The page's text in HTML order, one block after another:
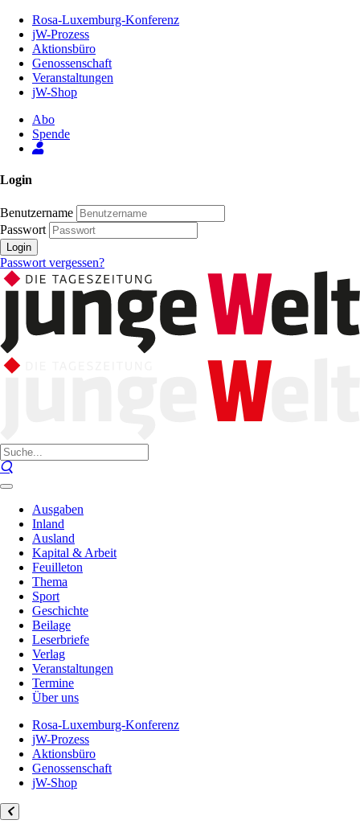
Inhalt
Seite
Rosa-Luxemburg-Konferenz
jW-Prozess
Aktionsbüro
Genossenschaft
Veranstaltungen
jW-Shop
Abo
Spende
Login
Benutzername
Passwort
Login
Passwort vergessen?
Ausgaben
Inland
Ausland
Kapital & Arbeit
Feuilleton
Thema
Sport
Geschichte
Beilage
Leserbriefe
Verlag
Veranstaltungen
Termine
Über uns
Rosa-Luxemburg-Konferenz
jW-Prozess
Aktionsbüro
Genossenschaft
jW-Shop